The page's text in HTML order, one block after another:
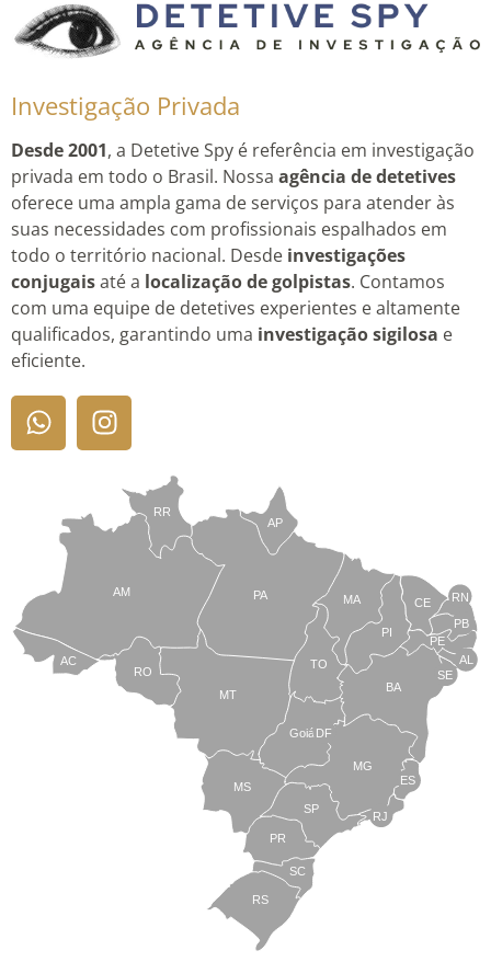
Investigação Privada
Desde 2001, a Detetive Spy é referência em investigação
privada em todo o Brasil. Nossa agência de detetives
oferece uma ampla gama de serviços para atender às
suas necessidades com profissionais espalhados em
todo o território nacional. Desde investigações
conjugaisaté a localização de golpistas. Contamos
com uma equipe de detetives experientes e altamente
qualificados, garantindo uma investigação sigilosa e
eficiente.
TO
BA
SE
PE
AL
RN
CE
PI
MA
AP
PA
RR
AM
AC
RO
MT
MS
Goiás
PR
SC
RS
SP
MG
RJ
ES
DF
PB